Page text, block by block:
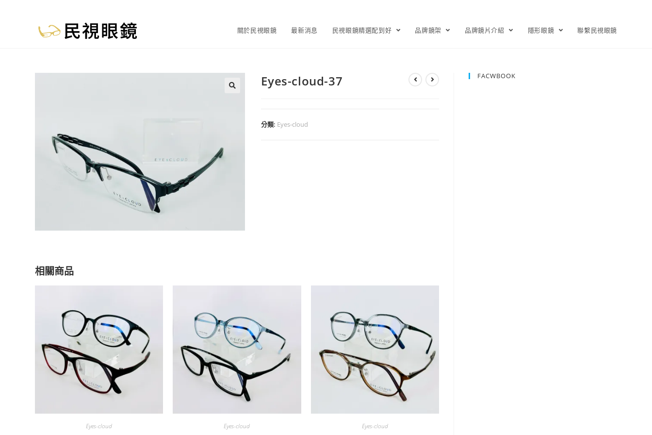
關於民視眼鏡 最新消息 民視眼鏡精選配到好 品牌鏡架 品牌鏡片介紹 隱形眼鏡 聯繫民視眼鏡
Eyes-cloud-37
分類: Eyes-cloud
相關商品
Eyes-cloud Eyes-cloud Eyes-cloud
FACWBOOK